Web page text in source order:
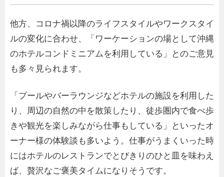
他方、コロナ禍以降のライフスタイルやワークスタイ
ルの変化に合わせ、「ワーケーションの場として沖縄
のホテルコンドミニアムを利用している」とのご意見
も多々見られます。
「プールやバーラウンジなどホテルの施設を利用した
り、周辺の自然の中を散策したり、徒歩圏内で⾷べ歩
きや観光を楽しみながら仕事もしている」といったオ
ーナー様の体験談も多いよう。仕事がうまくいった時
にはホテルのレストランでとびきりのひと皿を味わえ
ば、贅沢なご褒美タイムになりそうです。